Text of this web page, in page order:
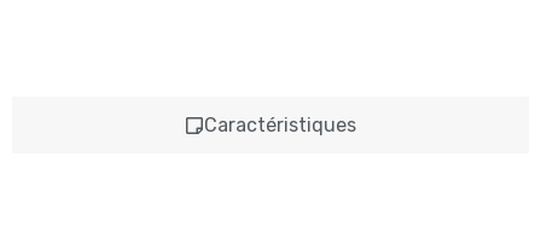
Caractéristiques